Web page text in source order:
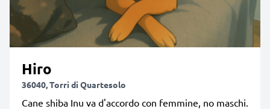
Hiro
36040, Torri di Quartesolo
Cane shiba Inu va d'accordo con femmine, no maschi.